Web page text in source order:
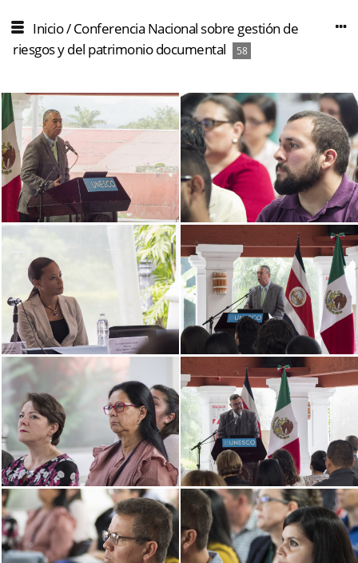
Inicio/Conferencia Nacional sobre gestión de
riesgos y del patrimonio documental
58